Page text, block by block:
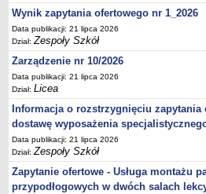
Wynik zapytania ofertowego nr 1_2026
Data publikacji: 21 lipca 2026
Dział:Zespoły Szkół
Zarządzenie nr 10/2026
Data publikacji: 21 lipca 2026
Dział:Licea
Informacja o rozstrzygnięciu zapytania
dostawę wyposażenia
Data publikacji: 21 lipca 2026
Dział:Zespoły Szkół
Zapytanie ofertowe - Usługa montażu
przypodłogowych w dwóch salach